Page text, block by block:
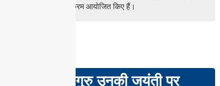
जैसे प्रशिक्षण कार्यक्रम आयोजित किए हैं।
श्री नारायण गुरु उनकी जयंती पर